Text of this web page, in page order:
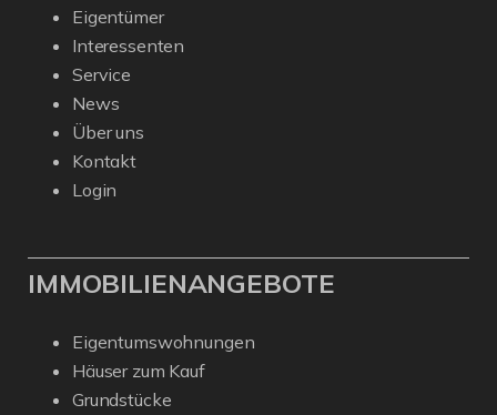
Eigentümer
Interessenten
Service
News
Über uns
Kontakt
Login
IMMOBILIENANGEBOTE
Eigentumswohnungen
Häuser zum Kauf
Grundstücke